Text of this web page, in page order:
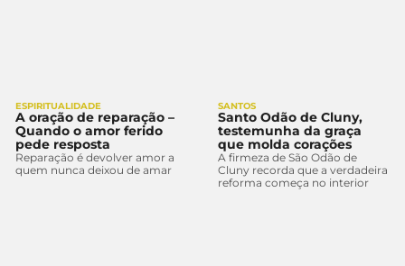
ESPIRITUALIDADE
A oração de reparação –
Quando o amor ferido
pede resposta
Reparação é devolver amor a
quem nunca deixou de amar
SANTOS
Santo Odão de Cluny,
testemunha da graça
que molda corações
A firmeza de São Odão de
Cluny recorda que a verdadeira
reforma começa no interior